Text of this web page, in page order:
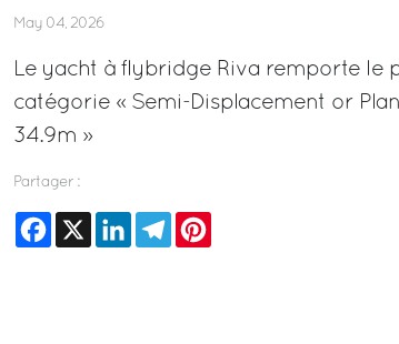
May 04, 2026
Le yacht à flybridge Riva remporte le
catégorie « Semi-Displacement or
34.9m »
Partager :
Facebook
X LinkedInTelegram